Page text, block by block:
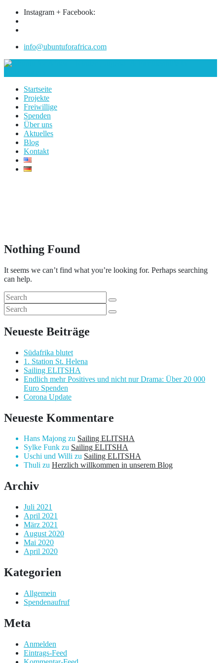
Instagram + Facebook:
info@ubuntuforafrica.com
Startseite
Projekte
Freiwillige
Spenden
Über uns
Aktuelles
Blog
Kontakt
Nothing Found
It seems we can’t find what you’re looking for. Perhaps searching
can help.
Neueste Beiträge
Südafrika blutet
1. Station St. Helena
Sailing ELITSHA
Endlich mehr Positives und nicht nur Drama: Über 20 000
Euro Spenden
Corona Update
Neueste Kommentare
Hans Majong zu Sailing ELITSHA
Sylke Funk zu Sailing ELITSHA
Uschi und Willi zu Sailing ELITSHA
Thuli zu Herzlich willkommen in unserem Blog
Archiv
Juli 2021
April 2021
März 2021
August 2020
Mai 2020
April 2020
Kategorien
Allgemein
Spendenaufruf
Meta
Anmelden
Eintrags-Feed